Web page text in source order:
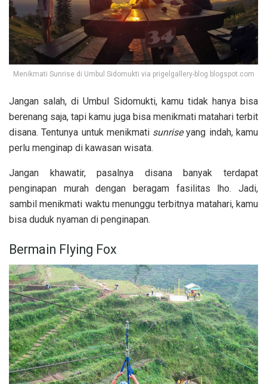
Menikmati Sunrise di Umbul Sidomukti via prigelgallery-blog.blogspot.com
Jangan salah, di Umbul Sidomukti, kamu tidak hanya bisa
berenang saja, tapi kamu juga bisa menikmati matahari terbit
disana. Tentunya untuk menikmati sunriseyang indah, kamu
perlu menginap di kawasan wisata.
Jangan khawatir, pasalnya disana banyak terdapat
penginapan murah dengan beragam fasilitas lho. Jadi,
sambil menikmati waktu menunggu terbitnya matahari, kamu
bisa duduk nyaman di penginapan.
Bermain Flying Fox